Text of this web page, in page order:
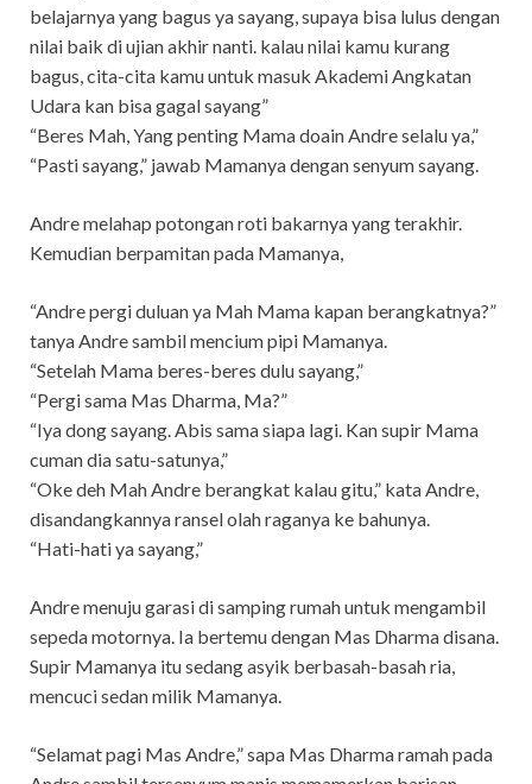
belajarnya yang bagus ya sayang, supaya bisa lulus dengan
nilai baik di ujian akhir nanti. kalau nilai kamu kurang
bagus, cita-cita kamu untuk masuk Akademi Angkatan
Udara kan bisa gagal sayang”
“Beres Mah, Yang penting Mama doain Andre selalu ya,”
“Pasti sayang,” jawab Mamanya dengan senyum sayang.
Andre melahap potongan roti bakarnya yang terakhir.
Kemudian berpamitan pada Mamanya,
“Andre pergi duluan ya Mah Mama kapan berangkatnya?”
tanya Andre sambil mencium pipi Mamanya.
“Setelah Mama beres-beres dulu sayang,”
“Pergi sama Mas Dharma, Ma?”
“Iya dong sayang. Abis sama siapa lagi. Kan supir Mama
cuman dia satu-satunya,”
“Oke deh Mah Andre berangkat kalau gitu,” kata Andre,
disandangkannya ransel olah raganya ke bahunya.
“Hati-hati ya sayang,”
Andre menuju garasi di samping rumah untuk mengambil
sepeda motornya. Ia bertemu dengan Mas Dharma disana.
Supir Mamanya itu sedang asyik berbasah-basah ria,
mencuci sedan milik Mamanya.
“Selamat pagi Mas Andre,” sapa Mas Dharma ramah pada